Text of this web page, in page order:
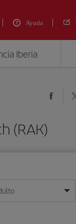
Ayuda
Iberia
(RAK)
mes/año